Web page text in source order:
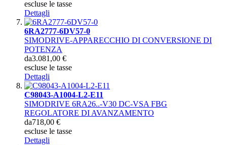
escluse le tasse
Dettagli
6RA2777-6DV57-0
SIMODRIVE-APPARECCHIO DI CONVERSIONE DI
POTENZA
da3.081,00 €
escluse le tasse
Dettagli
C98043-A1004-L2-E11
SIMODRIVE 6RA26..-V30 DC-VSA FBG
REGOLATORE DI AVANZAMENTO
da718,00 €
escluse le tasse
Dettagli